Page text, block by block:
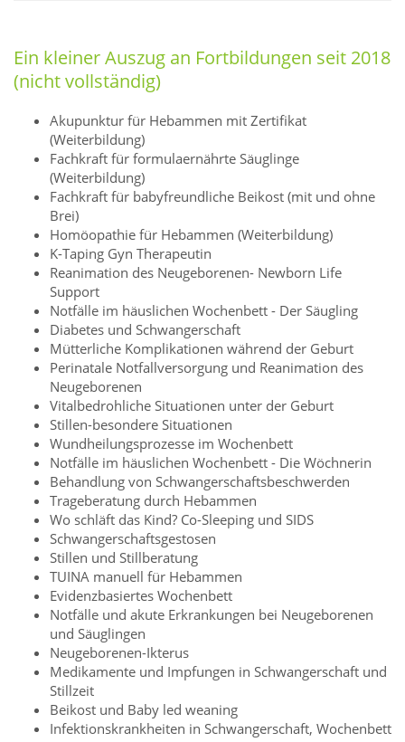
Ein kleiner Auszug an Fortbildungen seit 2018
(nicht vollständig)
Akupunktur für Hebammen mit Zertifikat
(Weiterbildung)
Fachkraft für formulaernährte Säuglinge
(Weiterbildung)
Fachkraft für babyfreundliche Beikost (mit und ohne
Brei)
Homöopathie für Hebammen (Weiterbildung)
K-Taping Gyn Therapeutin
Reanimation des Neugeborenen- Newborn Life
Support
Notfälle im häuslichen Wochenbett - Der Säugling
Diabetes und Schwangerschaft
Mütterliche Komplikationen während der Geburt
Perinatale Notfallversorgung und Reanimation des
Neugeborenen
Vitalbedrohliche Situationen unter der Geburt
Stillen-besondere Situationen
Wundheilungsprozesse im Wochenbett
Notfälle im häuslichen Wochenbett - Die Wöchnerin
Behandlung von Schwangerschaftsbeschwerden
Trageberatung durch Hebammen
Wo schläft das Kind? Co-Sleeping und SIDS
Schwangerschaftsgestosen
Stillen und Stillberatung
TUINA manuell für Hebammen
Evidenzbasiertes Wochenbett
Notfälle und akute Erkrankungen bei Neugeborenen
und Säuglingen
Neugeborenen-Ikterus
Medikamente und Impfungen in Schwangerschaft und
Stillzeit
Beikost und Baby led weaning
Infektionskrankheiten in Schwangerschaft, Wochenbett